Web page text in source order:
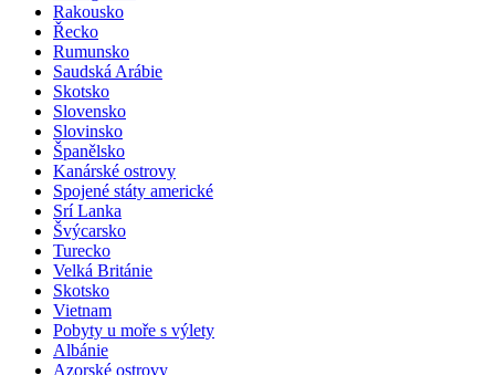
Rakousko
Řecko
Rumunsko
Saudská Arábie
Skotsko
Slovensko
Slovinsko
Španělsko
Kanárské ostrovy
Spojené státy americké
Srí Lanka
Švýcarsko
Turecko
Velká Británie
Skotsko
Vietnam
Pobyty u moře s výlety
Albánie
Azorské ostrovy